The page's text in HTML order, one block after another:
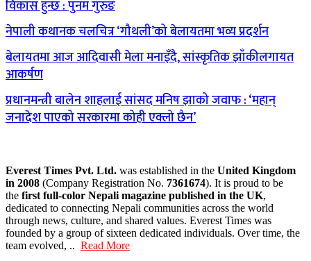
विकास हुन्छ : पुनम गुरुङ
नेपाली कथानक चलचित्र ‘गौथली’को बेलायतमा भव्य प्रदर्शन
बेलायतमा आज आदिवासी मेला मनाइँदै, सांस्कृतिक झाँकीलगायत
आकर्षण
प्रधानमन्त्री बालेन शाहलाई सांसद मनिष झाको जवाफ : ‘महान्
जनादेश पाएको सरकारमा कोही एक्लो छैन’
Everest Times Pvt. Ltd. was established in the United Kingdom
in 2008 (Company Registration No. 7361674). It is proud to be
the first full-color Nepali magazine published in the UK,
dedicated to connecting Nepali communities across the world
through news, culture, and shared values. Everest Times was
founded by a group of sixteen dedicated individuals. Over time, the
team evolved, .. Read More